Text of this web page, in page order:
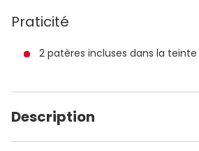
Praticité
2 patères incluses dans la
Description